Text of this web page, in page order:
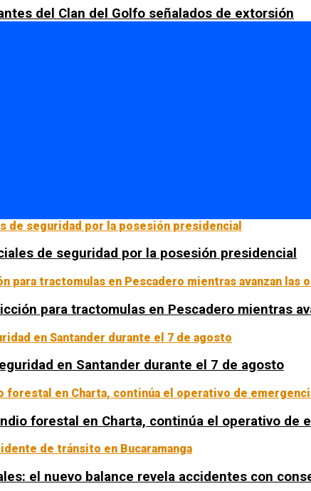
del Clan del Golfo señalados de extorsión
de seguridad por la posesión presidencial
para tractomulas en Pescadero mientras
en Santander durante el 7 de agosto
forestal en Charta, continúa el operativo de
el nuevo balance revela accidentes con